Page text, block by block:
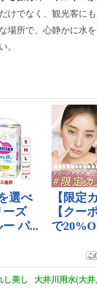
けでなく、観光客に
場所で、心静かに水
し美し 大井川用水(大